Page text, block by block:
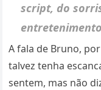
script, do
A fala de Bruno,
talvez tenha
sentem, mas não